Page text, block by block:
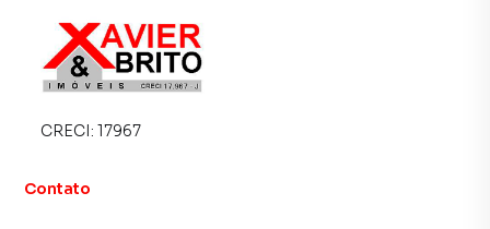
CRECI: 17967
Contato